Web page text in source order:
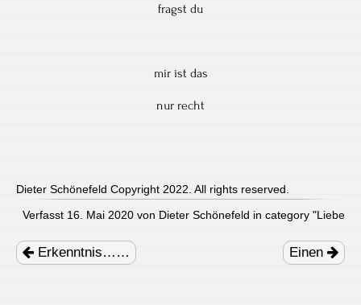
fragst du
mir ist das
nur recht
Dieter Schönefeld Copyright 2022. All rights reserved.
Verfasst 16. Mai 2020 von Dieter Schönefeld in category "Liebe
navigation
Erkenntnis…… Einen